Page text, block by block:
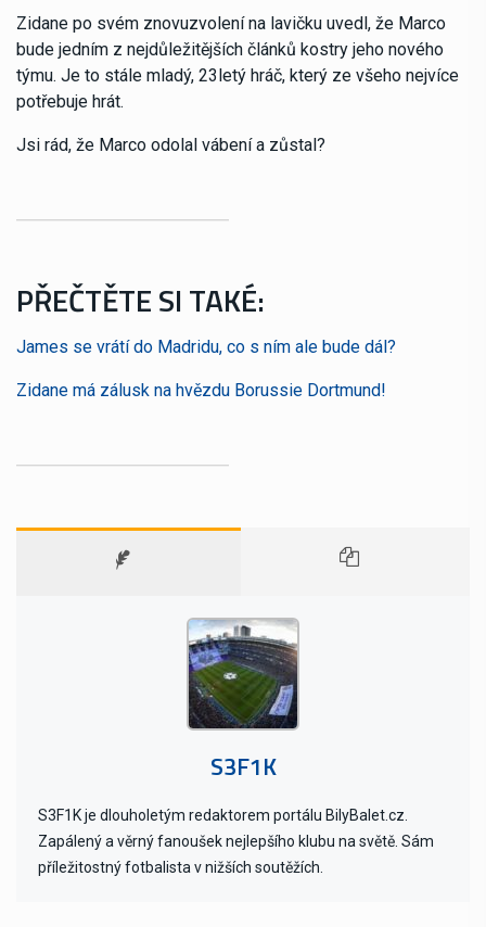
Zidane po svém znovuzvolení na lavičku uvedl, že Marco
bude jedním z nejdůležitějších článků kostry jeho nového
týmu. Je to stále mladý, 23letý hráč, který ze všeho nejvíce
potřebuje hrát.
Jsi rád, že Marco odolal vábení a zůstal?
PŘEČTĚTE SI TAKÉ:
James se vrátí do Madridu, co s ním ale bude dál?
Zidane má zálusk na hvězdu Borussie Dortmund!
S3F1K
S3F1K je dlouholetým redaktorem portálu BilyBalet.cz.
Zapálený a věrný fanoušek nejlepšího klubu na světě. Sám
příležitostný fotbalista v nižších soutěžích.